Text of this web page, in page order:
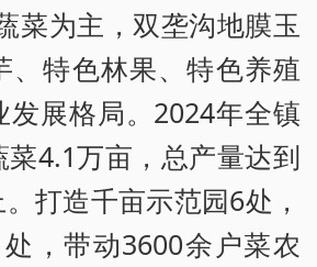
菜为主，双垄沟地膜玉
、特色林果、特色养殖
发展格局。2024年全镇
4.1万亩，总产量达到
打造千亩示范园6处，
，带动3600余户菜农